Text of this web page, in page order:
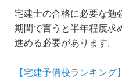
宅建士の合格に必要な勉
期間で言うと半年程度求
進める必要があります。
【宅建予備校ランキング